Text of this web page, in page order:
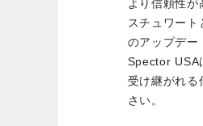
より信頼性が
スチュワー
のアップデー
Spector USA
受け継がれる
さい。